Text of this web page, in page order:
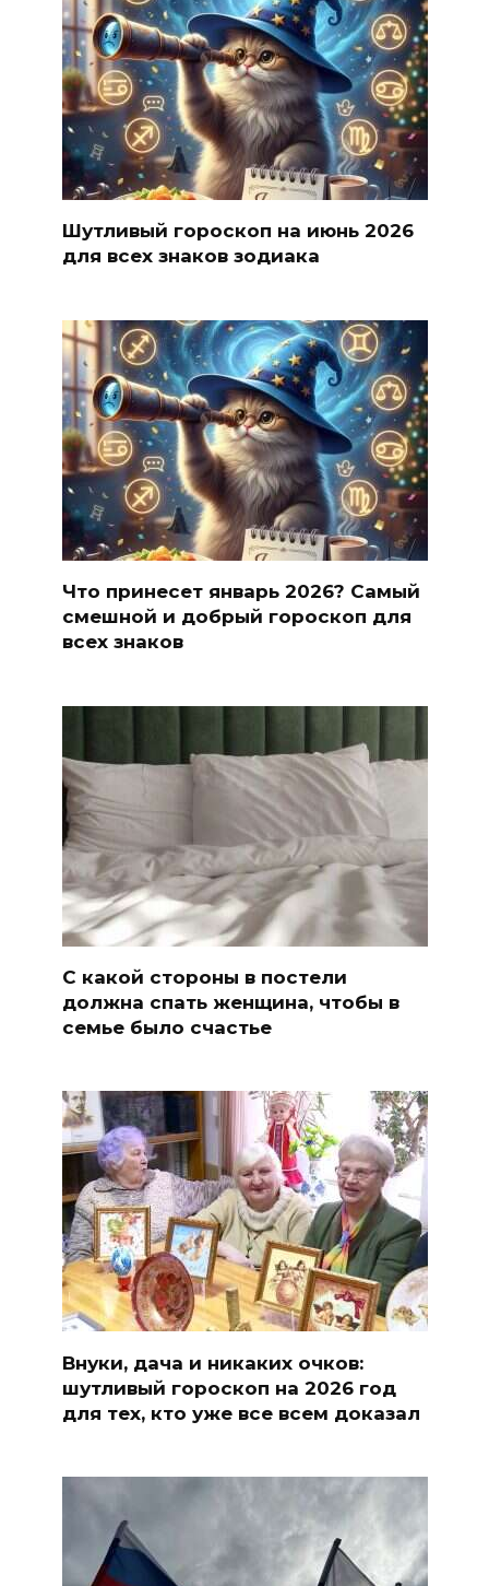
Шутливый гороскоп на июнь 2026
для всех знаков зодиака
Что принесет январь 2026? Самый
смешной и добрый гороскоп для
всех знаков
С какой стороны в постели
должна спать женщина, чтобы в
семье было счастье
Внуки, дача и никаких очков:
шутливый гороскоп на 2026 год
для тех, кто уже все всем доказал